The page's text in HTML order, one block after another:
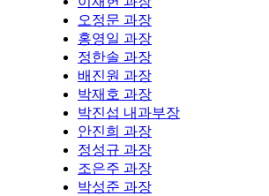
오정문 과장
홍영일 과장
정한솔 과장
배진원 과장
박재호 과장
박진섭 내과부장
안진희 과장
정성규 과장
조은주 과장
박성준 과장